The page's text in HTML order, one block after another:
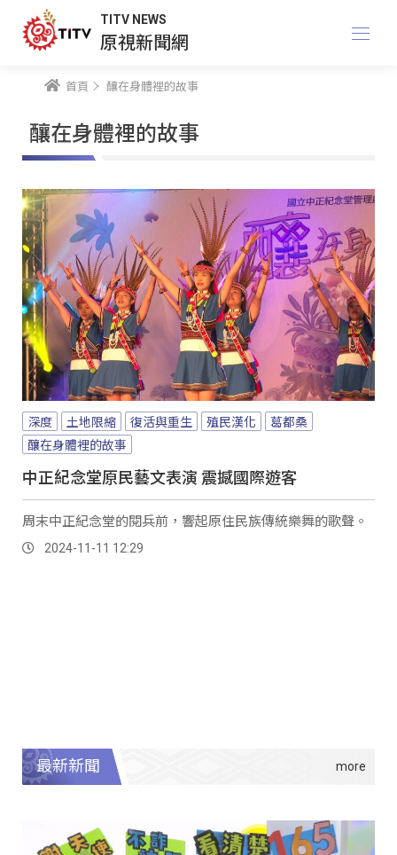
TITV NEWS
原視新聞網
首頁 釀在身體裡的故事
釀在身體裡的故事
深度 土地限縮 復活與重生 殖民漢化
葛都桑
釀在身體裡的故事
中正紀念堂原民藝文表演 震撼國際遊客
周末中正紀念堂的閱兵前，響起原住民族傳統樂舞的歌聲。
2024-11-11 12:29
最新新聞